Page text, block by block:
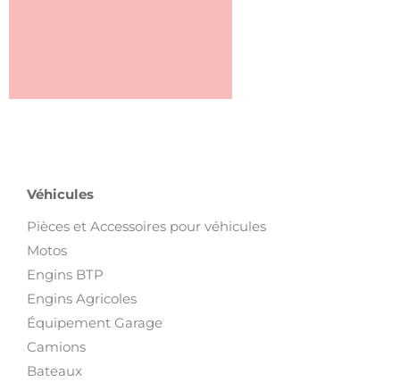
Véhicules
Pièces et Accessoires pour véhicules
Motos
Engins BTP
Engins Agricoles
Équipement Garage
Camions
Bateaux